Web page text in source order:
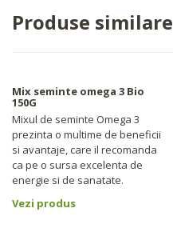
Produse similare
Mix seminte omega 3 Bio
150G
Mixul de seminte Omega 3
prezinta o multime de beneficii
si avantaje, care il recomanda
ca pe o sursa excelenta de
energie si de sanatate.
Vezi produs